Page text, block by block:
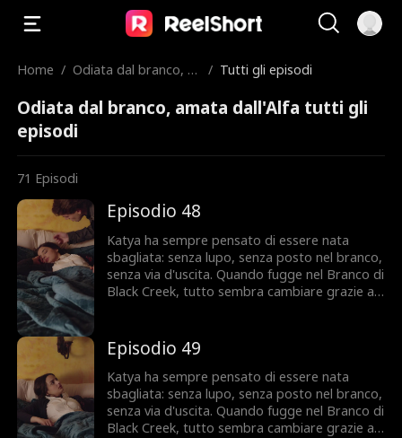
Home / Odiata dal branco, a
/ Tutti gli episodi
Odiata dal branco, amata dall'Alfa tutti gli
episodi
71 Episodi
Episodio 48
Katya ha sempre pensato di essere nata
sbagliata: senza lupo, senza posto nel branco,
senza via d'uscita. Quando fugge nel Branco di
Black Creek, tutto sembra cambiare grazie a
condannarla, e qualcuno del suo passato è
pronto a riprendersela a ogni costo. Fidarsi di
Ezra sarà la sua salvezza... o il suo errore più
grande?
Episodio 49
Katya ha sempre pensato di essere nata
sbagliata: senza lupo, senza posto nel branco,
senza via d'uscita. Quando fugge nel Branco di
Black Creek, tutto sembra cambiare grazie a